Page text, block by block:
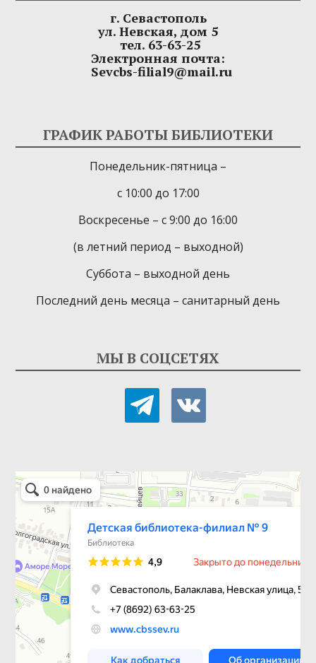
г. Севастополь
ул. Невская, дом 5
тел. 63-63-25
Электронная почта:
Sevcbs-filial9@mail.ru
ГРАФИК РАБОТЫ БИБЛИОТЕКИ
Понедельник-пятница –
с 10:00 до 17:00
Воскресенье – с 9:00 до 16:00
(в летний период – выходной)
Суббота – выходной день
Последний день месяца – санитарный день
МЫ В СОЦСЕТЯХ
telegramvkontakte
Детская библиотека-филиал № 9
Библиотека в Севастополе